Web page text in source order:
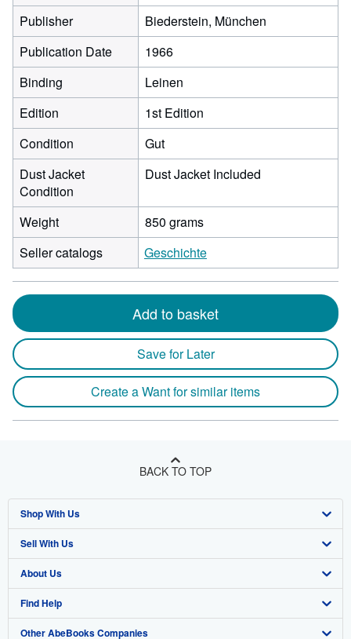
Publisher
Biederstein, München
Publication Date
1966
Binding
Leinen
Edition
1st Edition
Condition
Gut
Dust Jacket
Condition
Dust Jacket Included
Weight
850 grams
Seller catalogs
Geschichte
Add to basket
Save for Later
Create a Want for similar items
BACK TO TOP
Shop With Us
Advanced Search
Browse Collections
My Account
My Orders
Sell With Us
Start Selling
Join Our Affiliate Program
Book Buyback
About Us
About AbeBooks
Media
Find Help
Help
Other AbeBooks Companies